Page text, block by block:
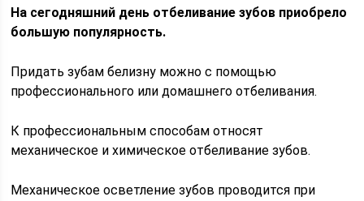
На сегодняшний день отбеливание зубов приобрело
большую популярность.
Придать зубам белизну можно с помощью
профессионального или домашнего отбеливания.
К профессиональным способам относят
механическое и химическое отбеливание зубов.
Механическое осветление зубов проводится при